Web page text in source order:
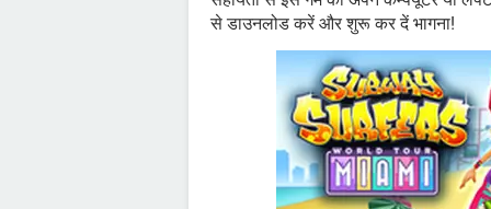
से डाउनलोड करें और शुरू कर दें भागना!